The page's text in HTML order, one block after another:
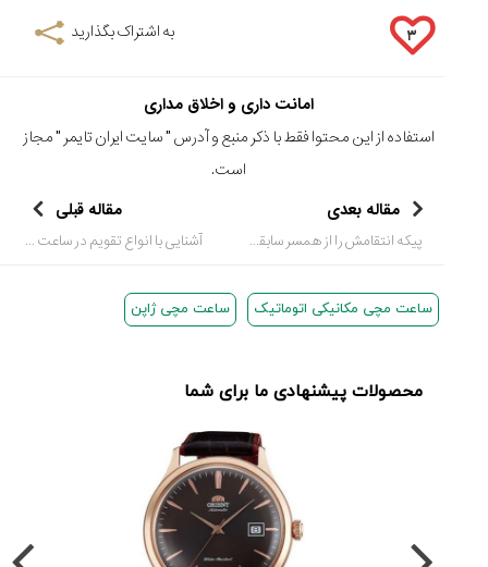
۳ به اشتراک بگذارید
امانت داری و اخلاق مداری
استفاده از این محتوا فقط با ذکر منبع و آدرس "سایت ایران تایمر " مجاز
است.
مقاله بعدی
پیکه انتقامش را از همسر سابقش گرفت!
مقاله قبلی
آشنایی با انواع تقویم در ساعت مچی
ساعت مچی مکانیکی اتوماتیک ساعت مچی ژاپن
محصولات پیشنهادی ما برای شما